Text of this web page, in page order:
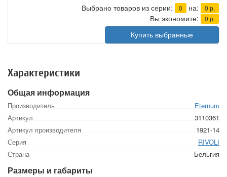
Выбрано товаров из серии: 0 на: 0 р.
Вы экономите: 0 р.
Купить выбранные
Характеристики
Общая информация
Производитель
Eternum
Артикул
3110361
Артикул производителя
1921-14
Серия
RIVOLI
Страна
Бельгия
Размеры и габариты